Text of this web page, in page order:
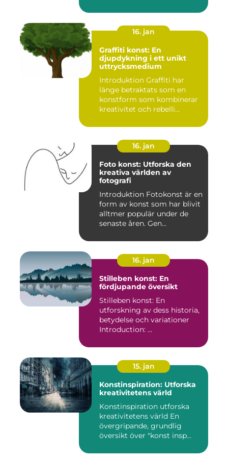
16. jan
Graffiti konst: En
djupdykning i ett unikt
uttrycksmedium
Introduktion Graffiti har
länge betraktats som en
konstform som kombinerar
kreativitet och rebelli...
16. jan
Foto konst: Utforska den
kreativa världen av
fotografi
Introduktion Fotokonst är en
form av konst som har blivit
alltmer populär under de
senaste åren. Gen...
16. jan
Stilleben konst: En
fördjupande översikt
Stilleben konst: En
utforskning av dess historia,
betydelse och variationer
Introduction: ...
15. jan
Konstinspiration: Utforska
kreativitetens värld
Konstinspiration utforska
kreativitetens värld En
övergripande, grundlig
översikt över "konst insp...